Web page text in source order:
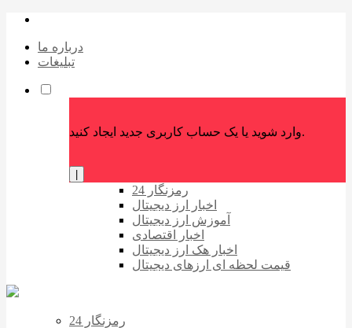
درباره ما
تبلیغات
وارد شوید یا یک حساب کاربری جدید ایجاد کنید.
رمزنگار 24
اخبار ارز دیجیتال
آموزش ارز دیجیتال
اخبار اقتصادی
اخبار هک ارز دیجیتال
قیمت لحظه ای ارزهای دیجیتال
رمزنگار 24